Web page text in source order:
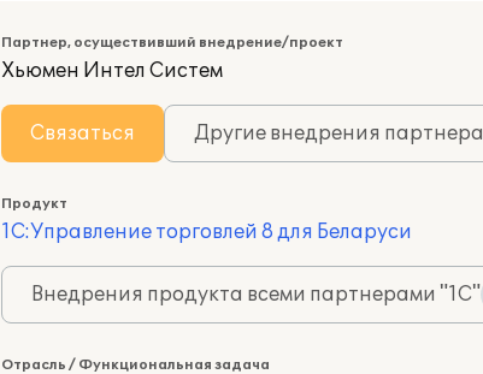
Партнер, осуществивший внедрение/проект
Хьюмен Интел Систем
Связаться Другие внедрения партнера
Продукт
1С:Управление торговлей 8 для Беларуси
Внедрения продукта всеми партнерами "1С"
Отрасль / Функциональная задача